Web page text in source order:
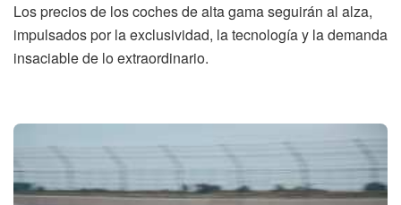
Los precios de los coches de alta gama seguirán al alza,
impulsados por la exclusividad, la tecnología y la demanda
insaciable de lo extraordinario.